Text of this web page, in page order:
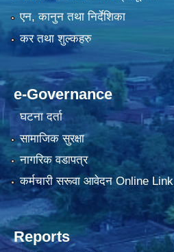
एन, कानुन तथा निर्देशिका
कर तथा शुल्कहरु
e-Governance
घटना दर्ता
सामाजिक सुरक्षा
नागरिक वडापत्र
कर्मचारी सरूवा आवेदन Online Link
Reports